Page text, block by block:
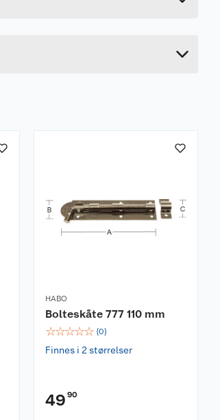
HABO
Bolteskåte 777 110 mm
☆☆☆☆☆ (0)
Finnes i 2 størrelser
49 90